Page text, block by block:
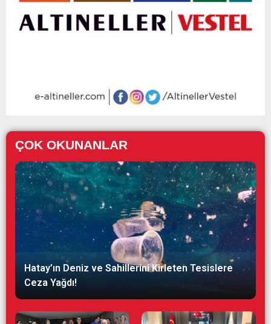
ÇOK OKUNANLAR
Hatay’ın Deniz ve Sahillerini Kirleten Tesislere
Ceza Yağdı!